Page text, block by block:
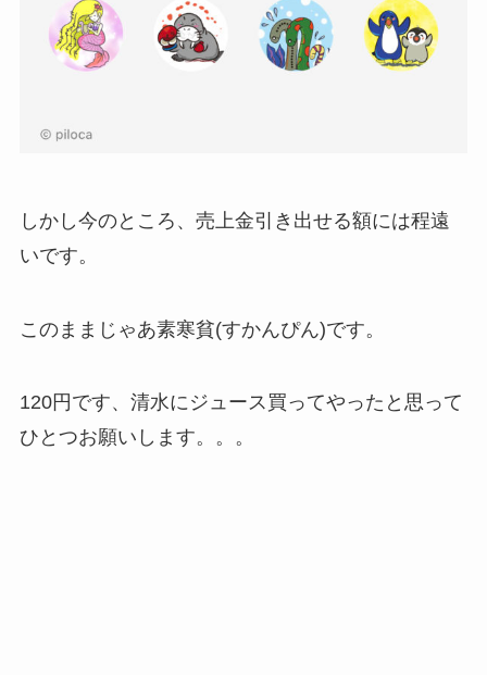
しかし今のところ、売上金引き出せる額には程遠
いです。
このままじゃあ素寒貧(すかんぴん)です。
120円です、清水にジュース買ってやったと思って
ひとつお願いします。。。